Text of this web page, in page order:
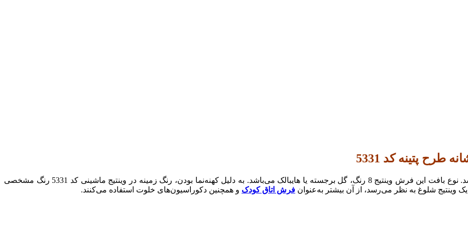
فرش کهنه نما؛ 1000 شانه طرح پتینه دارای تراکم 3000 می‌باشد. نوع بافت این فرش وینتیج 8 رنگ، گل برجسته یا هایبالک می‌باشد. به دلیل کهنه‌نما بودن، رنگ زمینه در وینتیج ماشینی کد 5331 رنگ مشخصی
فرش اتاق کودک و همچنین دکوراسیون‌های خلوت استفاده می‌کنند.